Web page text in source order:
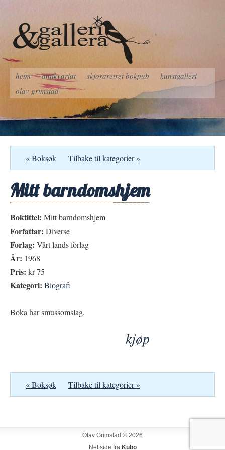
heim antikvariat skjorareiret bokpub
kunstgalleri
olav grimstad
« Boksøk Tilbake til kategorier »
Mitt barndomshjem
Boktittel: Mitt barndomshjem
Forfattar: Diverse
Forlag: Vårt lands forlag
År: 1968
Pris: kr 75
Kategori: Biografi
Boka har smussomslag.
kjøp
« Boksøk Tilbake til kategorier »
Olav Grimstad © 2026
Nettside fra Kubo